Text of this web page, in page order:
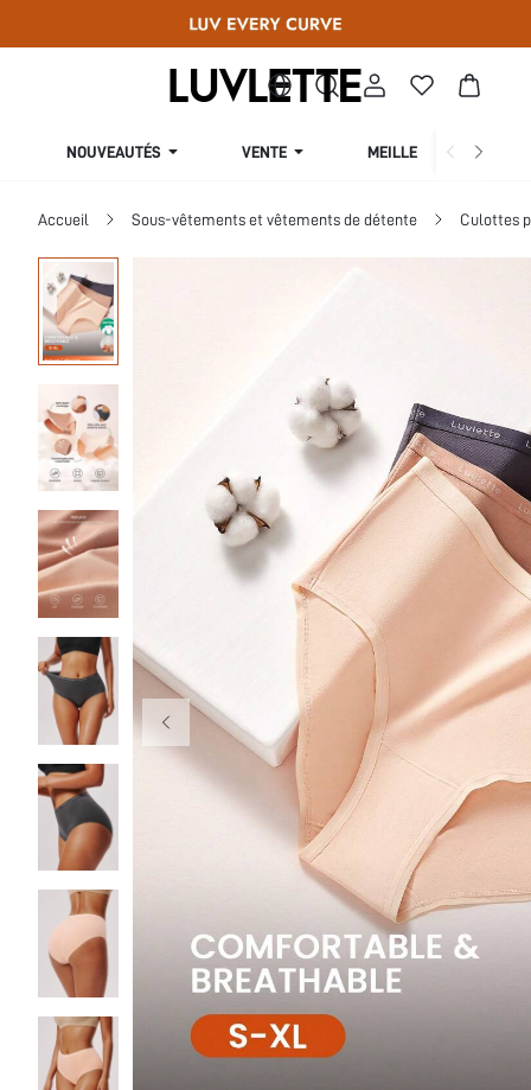
NOUVEAUTÉS VENTE MEILLEURES VENTES
Accueil Sous-vêtements et vêtements de détente Culottes